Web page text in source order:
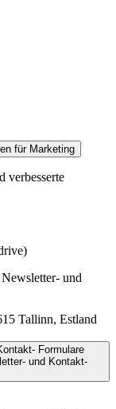
für Marketing
verbesserte
und
Tallinn, Estland
Formulare
und Kontakt-